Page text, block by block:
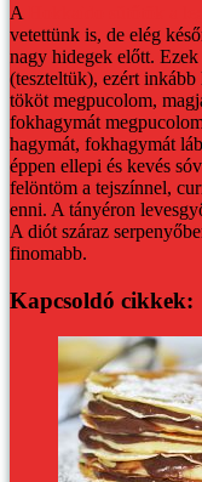
A
vetettünk is, de elég
nagy hidegek előtt.
(teszteltük), ezért inkább
tököt megpucolom,
fokhagymát
hagymát, fokhagymát
éppen ellepi és kevés
felöntöm a tejszínnel,
enni. A tányéron
A diót száraz
finomabb.
Kapcsoldó cikkek: